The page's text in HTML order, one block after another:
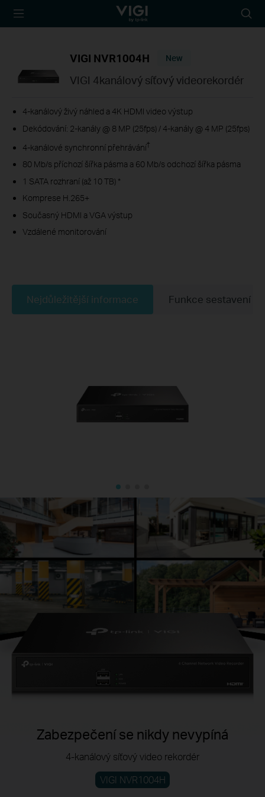
TP-Link, Reliably
icon
VIGI NVR1004H New
VIGI 4kanálový síťový videorekordér
4-kanálový živý náhled a 4K HDMI video výstup
Dekódování: 2-kanály @ 8 MP (25fps) / 4-kanály @ 4 MP (25fps)
4-kanálové synchronní přehrávání†
80 Mb/s příchozí šířka pásma a 60 Mb/s odchozí šířka pásma
1 SATA rozhraní (až 10 TB) *
Komprese H.265+
Současný HDMI a VGA výstup
Vzdálené monitorování
Nejdůležitější informace Funkce sestavení
Zabezpečení se nikdy nevypíná
VIGI NVR1004H
4-kanálový síťový video rekordér